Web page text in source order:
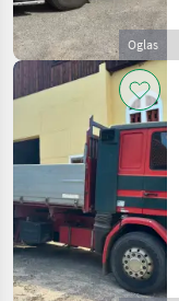
Oglas